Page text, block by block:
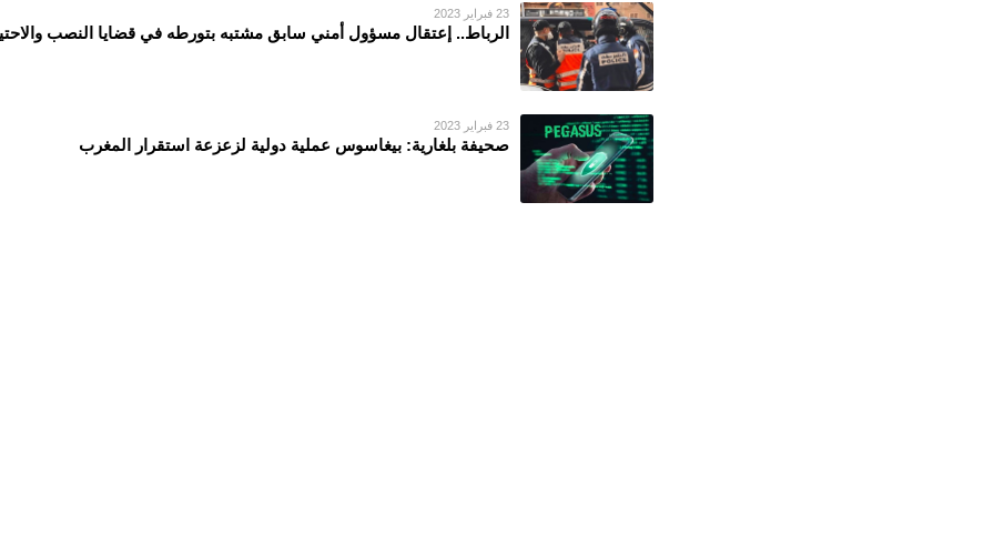
23 فبراير 2023
الرباط.. إعتقال مسؤول أمني سابق مشتبه بتورطه في قضايا النصب
23 فبراير 2023
صحيفة بلغارية: بيغاسوس عملية دولية لزعزعة استقرار المغرب